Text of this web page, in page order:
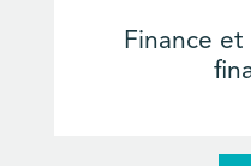
Finance